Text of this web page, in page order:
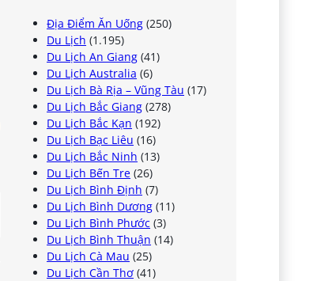
Địa Điểm Ăn Uống (250)
Du Lịch (1.195)
Du Lịch An Giang (41)
Du Lịch Australia (6)
Du Lịch Bà Rịa – Vũng Tàu (17)
Du Lịch Bắc Giang (278)
Du Lịch Bắc Kạn (192)
Du Lịch Bạc Liêu (16)
Du Lịch Bắc Ninh (13)
Du Lịch Bến Tre (26)
Du Lịch Bình Định (7)
Du Lịch Bình Dương (11)
Du Lịch Bình Phước (3)
Du Lịch Bình Thuận (14)
Du Lịch Cà Mau (25)
Du Lịch Cần Thơ (41)